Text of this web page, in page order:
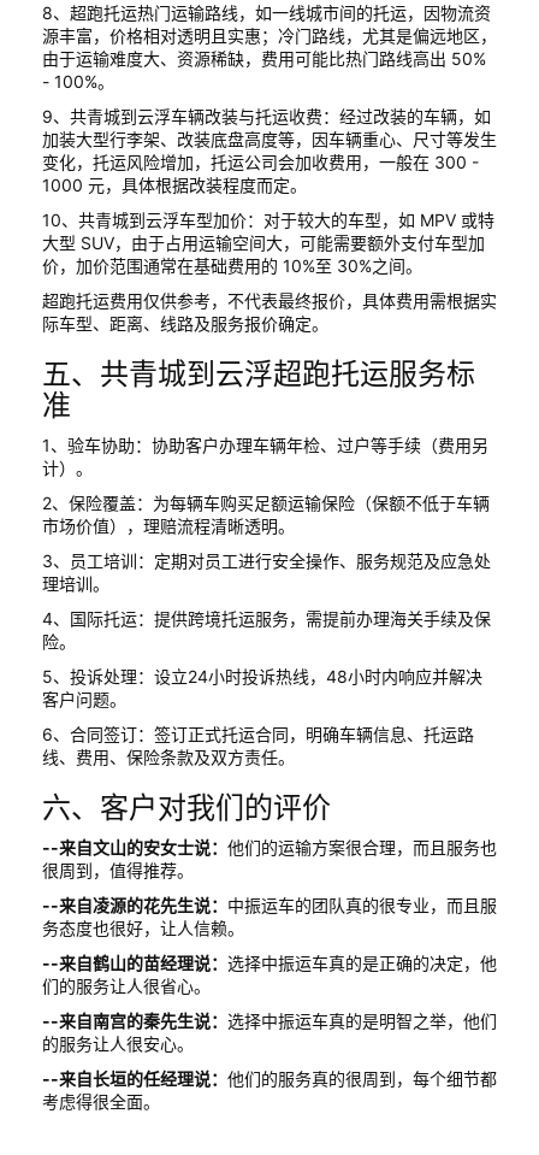
8、超跑托运热门运输路线，如一线城市间的托运，因物流资
源丰富，价格相对透明且实惠；冷门路线，尤其是偏远地区，
由于运输难度大、资源稀缺，费用可能比热门路线高出 50%
- 100%。
9、共青城到云浮车辆改装与托运收费：经过改装的车辆，如
加装大型行李架、改装底盘高度等，因车辆重心、尺寸等发生
变化，托运风险增加，托运公司会加收费用，一般在 300 -
1000 元，具体根据改装程度而定。
10、共青城到云浮车型加价：对于较大的车型，如 MPV 或特
大型 SUV，由于占用运输空间大，可能需要额外支付车型加
价，加价范围通常在基础费用的 10%至 30%之间。
超跑托运费用仅供参考，不代表最终报价，具体费用需根据实
际车型、距离、线路及服务报价确定。
五、共青城到云浮超跑托运服务标
准
1、验车协助：协助客户办理车辆年检、过户等手续（费用另
计）。
2、保险覆盖：为每辆车购买足额运输保险（保额不低于车辆
市场价值），理赔流程清晰透明。
3、员工培训：定期对员工进行安全操作、服务规范及应急处
理培训。
4、国际托运：提供跨境托运服务，需提前办理海关手续及保
险。
5、投诉处理：设立24小时投诉热线，48小时内响应并解决
客户问题。
6、合同签订：签订正式托运合同，明确车辆信息、托运路
线、费用、保险条款及双方责任。
六、客户对我们的评价
--来自文山的安女士说： 他们的运输方案很合理，而且服务也
很周到，值得推荐。
--来自凌源的花先生说： 中振运车的团队真的很专业，而且服
务态度也很好，让人信赖。
--来自鹤山的苗经理说： 选择中振运车真的是正确的决定，他
们的服务让人很省心。
--来自南宫的秦先生说： 选择中振运车真的是明智之举，他们
的服务让人很安心。
--来自长垣的任经理说： 他们的服务真的很周到，每个细节都
考虑得很全面。